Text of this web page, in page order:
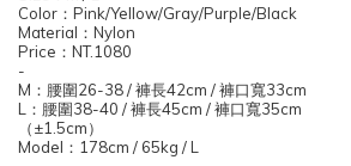
Color ： Pink/Yellow/Gray/Purple/Black
Material ： Nylon
Price ： NT.1080
-
M ：腰圍26-38 /褲長42cm /褲口寬33cm
L
：腰圍38-40 /褲長45cm /褲口寬35cm
（±1.5cm）
Model ： 178cm / 65kg / L